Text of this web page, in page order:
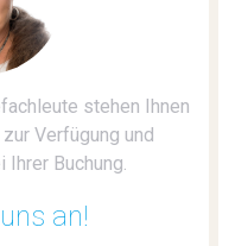
stehen Ihnen
Verfügung und
Buchung.
an!